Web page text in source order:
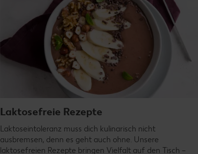
Laktosefreie Rezepte
Laktoseintoleranz muss dich kulinarisch nicht
ausbremsen, denn es geht auch ohne. Unsere
laktosefreien Rezepte bringen Vielfalt auf den Tisch –